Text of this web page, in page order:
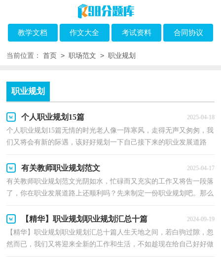
教学文档 作文大全 考试资料 合同协议
当前位置： 首页 > 职场范文 > 职业规划
职业规划
个人职业规划15篇 2025-04-18
个人职业规划15篇无情的时光老人像一阵寒风，走得无声又匆匆，我
们又将会有新的际遇，该好好规划一下自己接下来的职业发展道路
有关教师职业规划范文 2025-04-17
有关教师职业规划范文光阴如水，忙碌而又充实的工作又将告一段落
了，你在职业发展道路上还顺利吗？先来制定一份职业规划吧。那么
【精华】职业规划职业规划汇总十篇 2024-09-19
【精华】职业规划职业规划汇总十篇人生天地之间，若白驹过隙，忽
然而已，我们又将迎来全新的工作和生活，不如趁现在给自己好好做